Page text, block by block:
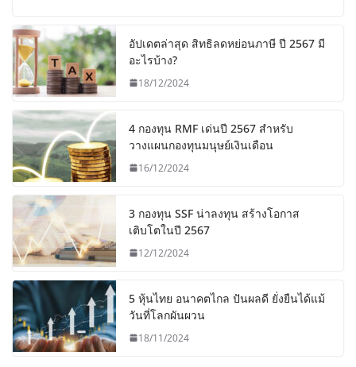
อัปเดตล่าสุด สิทธิลดหย่อนภาษี ปี 2567 มี
อะไรบ้าง?
18/12/2024
4 กองทุน RMF เด่นปี 2567 สำหรับ
วางแผนกองทุนมนุษย์เงินเดือน
16/12/2024
3 กองทุน SSF น่าลงทุน สร้างโอกาส
เติบโตในปี 2567
12/12/2024
5 หุ้นไทย อนาคตไกล ปันผลดี ยั่งยืนได้แม้
วันที่โลกผันผวน
18/11/2024